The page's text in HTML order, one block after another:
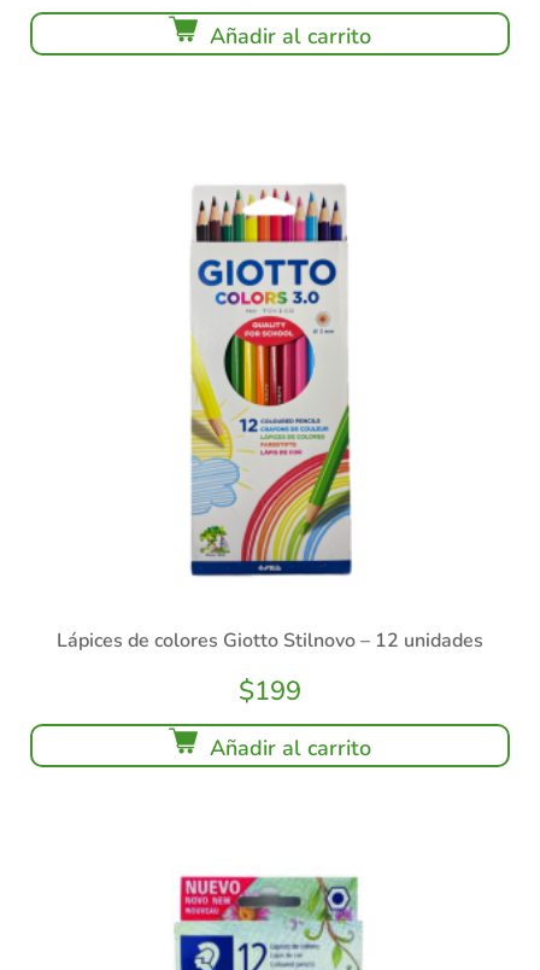
Añadir al carrito
Lápices de colores Giotto Stilnovo – 12 unidades
$199
Añadir al carrito